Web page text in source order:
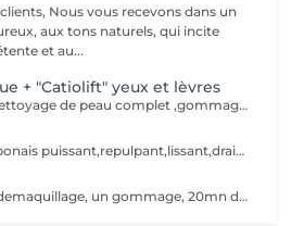
dans un
aux tons naturels, qui incite
et au...
+ "Catiolift" yeux et lèvres
ce soin comprend le nettoyage de peau complet ,gommage specifique levres ,catiolift yeux et levres,massage masque
soin visage anti age japonais puissant,repulpant,lissant,drainant,eclaircissant,raffermissant ce soin est un enchainement de manoeuvres et d'acupression ,il ne comprend pas de nettoyage de peau.
ce soin comprend un demaquillage, un gommage, 20mn de cryo visage, un masque hydratant et une creme de jour pour finir